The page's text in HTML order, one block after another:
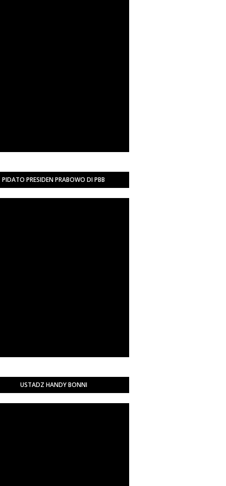
PIDATO PRESIDEN PRABOWO DI PBB
USTADZ HANDY BONNI